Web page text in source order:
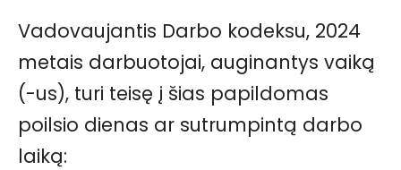
Vadovaujantis Darbo kodeksu, 2024
metais darbuotojai, auginantys vaiką
(-us), turi teisę į šias papildomas
poilsio dienas ar sutrumpintą darbo
laiką: